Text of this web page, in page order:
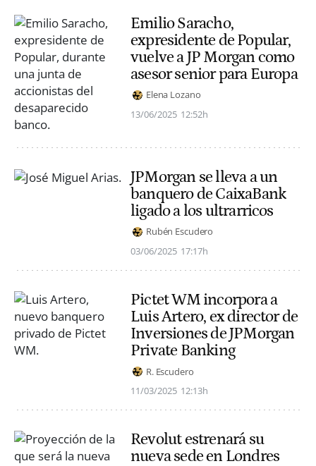
Emilio Saracho,
expresidente de Popular,
vuelve a JP Morgan como
asesor senior para Europa
Elena Lozano
13/06/2025 12:52h
JPMorgan se lleva a un
banquero de CaixaBank
ligado a los ultrarricos
Rubén Escudero
03/06/2025 17:17h
Pictet WM incorpora a
Luis Artero, ex director de
Inversiones de JPMorgan
Private Banking
R. Escudero
11/03/2025 12:13h
Revolut estrenará su
nueva sede en Londres